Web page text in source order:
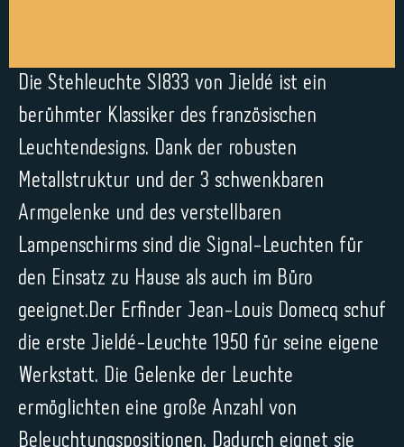
Die Stehleuchte SI833 von Jieldé ist ein
berühmter Klassiker des französischen
Leuchtendesigns. Dank der robusten
Metallstruktur und der 3 schwenkbaren
Armgelenke und des verstellbaren
Lampenschirms sind die Signal-Leuchten für
den Einsatz zu Hause als auch im Büro
geeignet.Der Erfinder Jean-Louis Domecq schuf
die erste Jieldé-Leuchte 1950 für seine eigene
Werkstatt. Die Gelenke der Leuchte
ermöglichten eine große Anzahl von
Beleuchtungspositionen. Dadurch eignet sie